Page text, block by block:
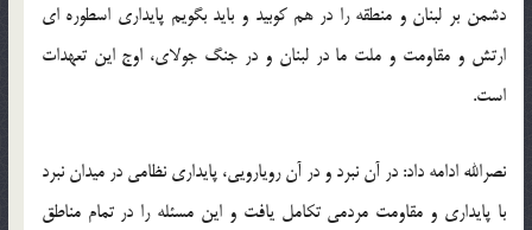
دشمن بر لبنان و منطقه را در هم کوبید و باید بگویم پایداری اسطوره ای
ارتش و مقاومت و ملت ما در لبنان و در جنگ جولای، اوج این تعهدات
نصرالله ادامه داد: در آن نبرد و در آن رویارویی، پایداری نظامی در میدان نبرد
با پایداری و مقاومت مردمی تکامل یافت و این مسئله را در تمام مناطق